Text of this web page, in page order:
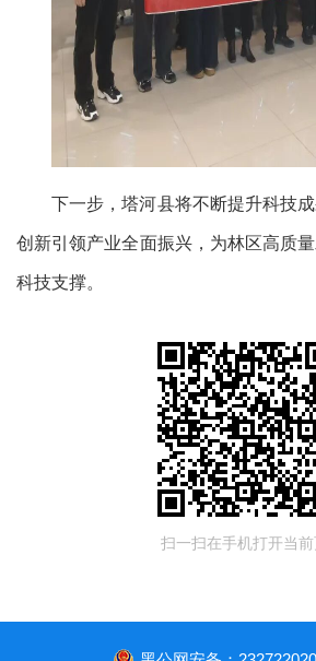
下一步，塔河县将不断提升科技
创新引领产业全面振兴，为林区高质
科技支撑。
扫一扫在手机打开当前